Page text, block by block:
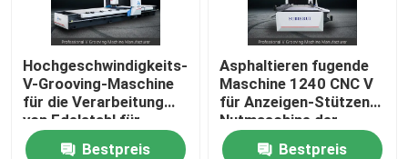
Hochgeschwindigkeits-
V-Grooving-Maschine
für die Verarbeitung
von Edelstahl für
Wohnkultur
Bestpreis
Asphaltieren fugende
Maschine 1240 CNC V
für Anzeigen-Stützen
Nutmaschine der
Möbel-V
Bestpreis